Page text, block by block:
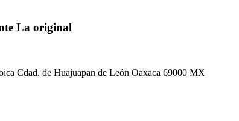
La original
Cdad. de Huajuapan de León Oaxaca 69000 MX